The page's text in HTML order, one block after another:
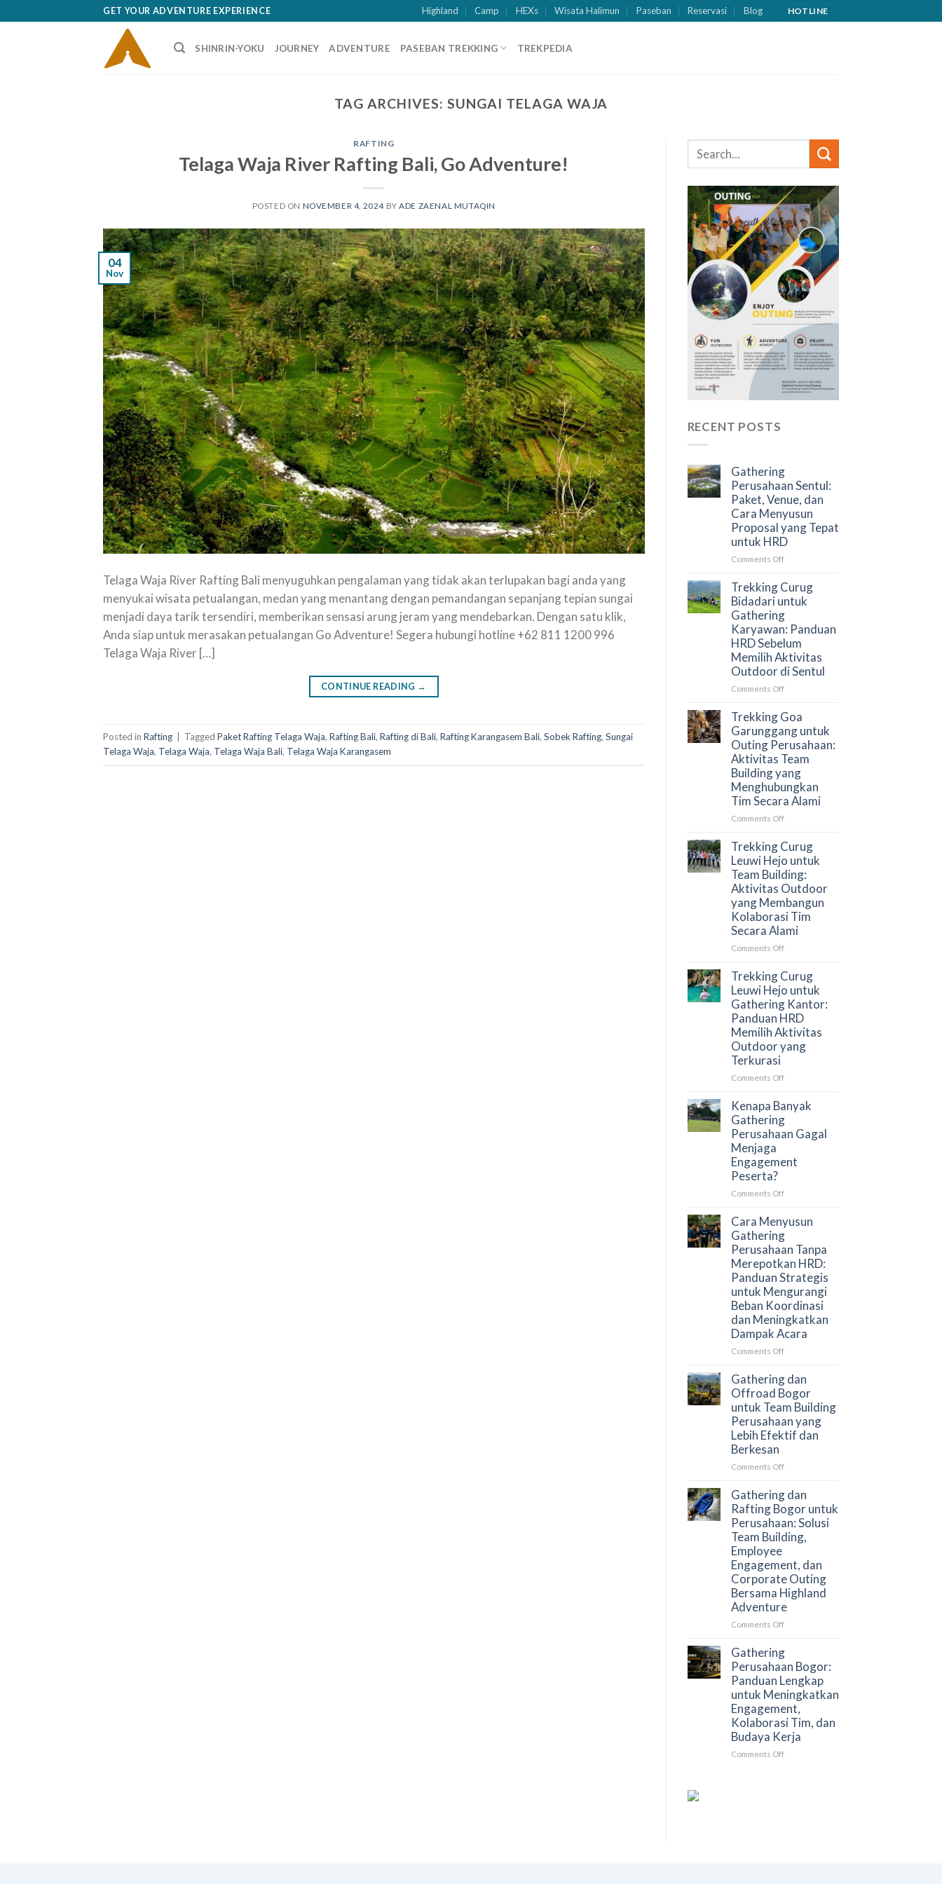
to
GET YOUR ADVENTURE EXPERIENCE Highland Camp HEXs Wisata Halimun Paseban Reservasi Blog HOTLINE
SHINRIN-YOKU JOURNEY ADVENTURE PASEBAN TREKKING TREKPEDIA
TAG ARCHIVES:SUNGAI TELAGA WAJA
RAFTING
Telaga Waja River Rafting Bali, Go Adventure!
POSTED ON NOVEMBER 4, 2024 BYADE ZAENAL MUTAQIN
04
Nov
Telaga Waja River Rafting Bali menyuguhkan pengalaman yang tidak akan terlupakan bagi anda yang
menyukai wisata petualangan, medan yang menantang dengan pemandangan sepanjang tepian sungai
menjadi daya tarik tersendiri, memberikan sensasi arung jeram yang mendebarkan. Dengan satu klik,
Anda siap untuk merasakan petualangan Go Adventure! Segera hubungi hotline +62 811 1200 996
Telaga Waja River […]
CONTINUE READING →
Posted in Rafting Tagged Paket Rafting Telaga Waja, Rafting Bali, Rafting di Bali, Rafting Karangasem Bali, Sobek Rafting, Sungai
Telaga Waja, Telaga Waja, Telaga Waja Bali, Telaga Waja Karangasem
RECENT POSTS
Gathering
Perusahaan Sentul:
Paket, Venue, dan
Cara Menyusun
Proposal yang Tepat
untuk HRD
Comments Offon
Perusahaan
Sentul:
Paket,
Venue,
dan
Cara
Menyusun
Proposal
yang
untuk
HRD
Trekking Curug
Bidadari untuk
Gathering
Karyawan: Panduan
HRD Sebelum
Memilih Aktivitas
Outdoor di Sentul
Comments Offon
Curug
Bidadari
untuk
Gathering
Karyawan:
Panduan
HRD
Sebelum
Memilih
Outdoor
di
Sentul
Trekking Goa
Garunggang untuk
Outing Perusahaan:
Aktivitas Team
Building yang
Menghubungkan
Tim Secara Alami
Comments Offon
Goa
Garunggang
untuk
Outing
Perusahaan:
Aktivitas
Team
Building
yang
Tim
Secara
Alami
Trekking Curug
Leuwi Hejo untuk
Team Building:
Aktivitas Outdoor
yang Membangun
Kolaborasi Tim
Secara Alami
Comments Offon
Curug
Leuwi
Hejo
untuk
Team
Building:
Aktivitas
yang
Kolaborasi
Tim
Secara
Alami
Trekking Curug
Leuwi Hejo untuk
Gathering Kantor:
Panduan HRD
Memilih Aktivitas
Outdoor yang
Terkurasi
Comments Offon
Curug
Leuwi
Hejo
untuk
Kantor:
HRD
Outdoor
yang
Terkurasi
Kenapa Banyak
Gathering
Perusahaan Gagal
Menjaga
Engagement
Peserta?
Comments Offon
Banyak
Gathering
Perusahaan
Gagal
Menjaga
Engagement
Peserta?
Cara Menyusun
Gathering
Perusahaan Tanpa
Merepotkan HRD:
Panduan Strategis
untuk Mengurangi
Beban Koordinasi
dan Meningkatkan
Dampak Acara
Comments Offon
Menyusun
Gathering
Perusahaan
Tanpa
Merepotkan
HRD:
Strategis
Mengurangi
Beban
Koordinasi
dan
Meningkatkan
Acara
Gathering dan
Offroad Bogor
untuk Team Building
Perusahaan yang
Lebih Efektif dan
Berkesan
Comments Offon
dan
Offroad
Bogor
untuk
Team
Perusahaan
yang
Lebih
Efektif
Gathering dan
Rafting Bogor untuk
Perusahaan: Solusi
Team Building,
Employee
Engagement, dan
Corporate Outing
Bersama Highland
Adventure
Comments Offon
dan
Rafting
Bogor
untuk
Perusahaan:
Solusi
Team
Building,
Employee
Gathering
Perusahaan Bogor:
Panduan Lengkap
untuk Meningkatkan
Engagement,
Kolaborasi Tim, dan
Budaya Kerja
Comments Offon
Kolaborasi